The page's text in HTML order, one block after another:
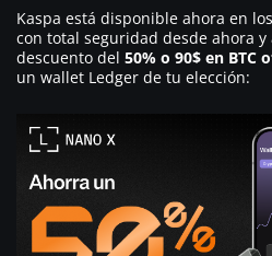
Kaspa está disponible ahora en los
con total seguridad desde ahora
descuento del 50% o 90$ en BTC
un wallet Ledger de tu elección: